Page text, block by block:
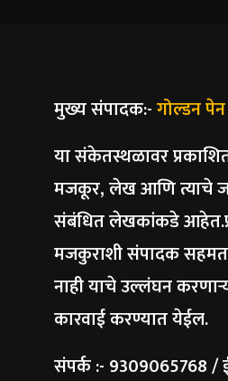
मुख्य संपादक:-गोल्डन
या संकेतस्थळावर
मजकूर, लेख आणि त्याचे
संबंधित लेखकांकडे
मजकुराशी संपादक
नाही याचे उल्लंघन
कारवाई करण्यात येईल.
संपर्क :- 9309065768 /